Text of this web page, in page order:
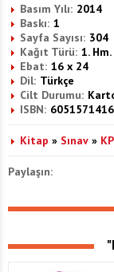
Basım Yılı: 2014
Baskı: 1
Sayfa Sayısı: 304
Kağıt Türü: 1.
Ebat: 16 x 24
Dil: Türkçe
Cilt Durumu:
ISBN: 6051571416
Kitap » Sınav »
Paylaşın: